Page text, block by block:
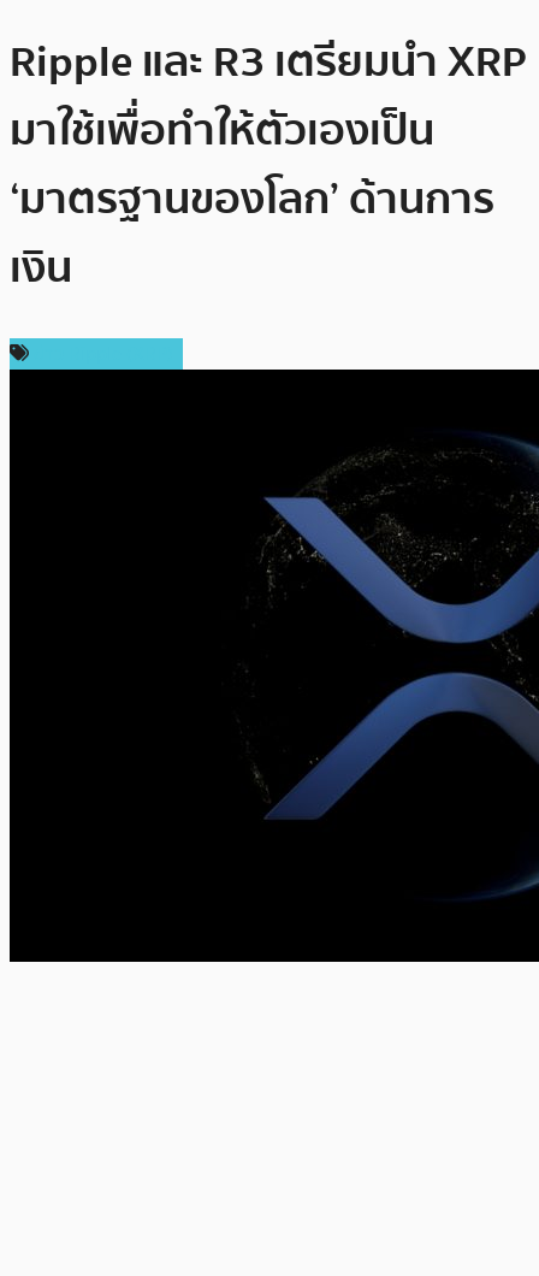
Ripple และ R3 เตรียมนำ XRP
มาใช้เพื่อทำให้ตัวเองเป็น
‘มาตรฐานของโลก’ ด้านการ
เงิน